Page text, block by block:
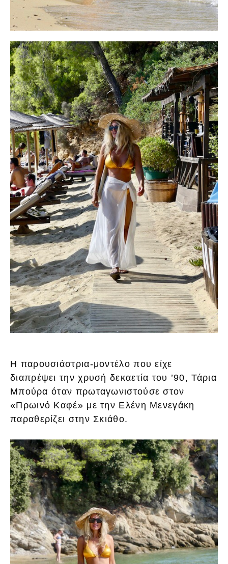
Η παρουσιάστρια-μοντέλο που είχε
διαπρέψει την χρυσή δεκαετία του ’90, Τάρια
Μπούρα όταν πρωταγωνιστούσε στον
«Πρωινό Καφέ» με την Ελένη Μενεγάκη
παραθερίζει στην Σκιάθο.